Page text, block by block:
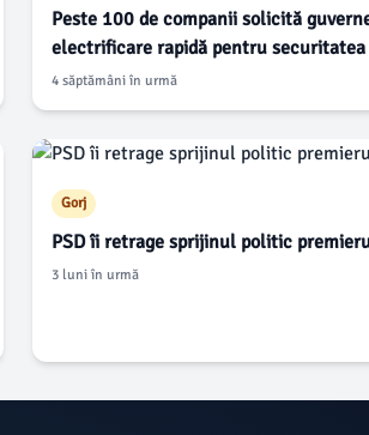
Peste 100 de companii solicită
electrificare rapidă pentru
4 săptămâni în urmă
Gorj
PSD îi retrage sprijinul politic
3 luni în urmă